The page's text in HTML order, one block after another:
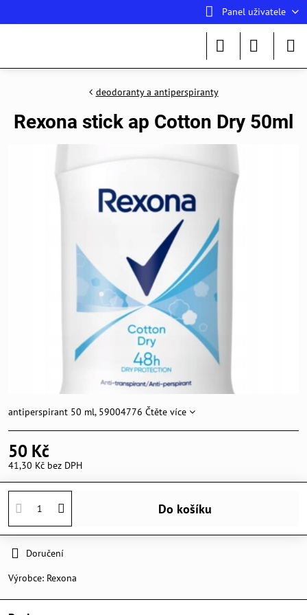
Panel uživatele
deodoranty a antiperspiranty
Rexona stick ap Cotton Dry 50ml
antiperspirant 50 ml, 59004776 Čtěte více
50 Kč
41,30 Kč bez DPH
Do košíku
Doručení
Výrobce: Rexona